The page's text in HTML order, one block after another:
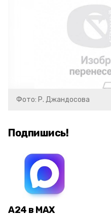
Фото: Р. Джандосова
Подпишись!
А24 в MAX